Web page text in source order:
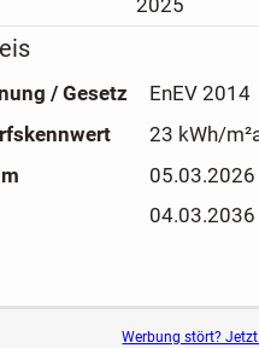
zu werden.
Anwesen in
Weise.
und überzeugen Sie
/ Gesetz
EnEV 2014
23 kWh/
05.03.2026
04.03.2036
Werbung stört?